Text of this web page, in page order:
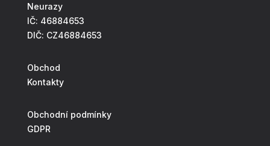
Neurazy
IČ: 46884653
DIČ: CZ46884653
Obchod
Kontakty
Obchodní podmínky
GDPR